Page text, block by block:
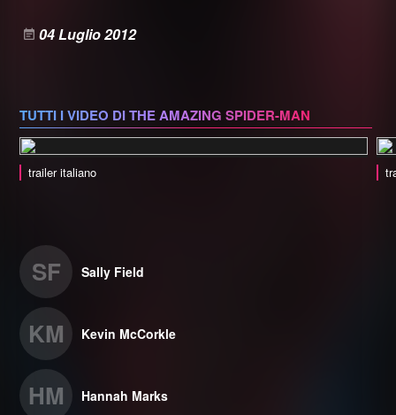
04 Luglio 2012
TUTTI I VIDEO DI THE AMAZING SPIDER-MAN
trailer italiano
SF Sally Field
KM Kevin McCorkle
HM Hannah Marks